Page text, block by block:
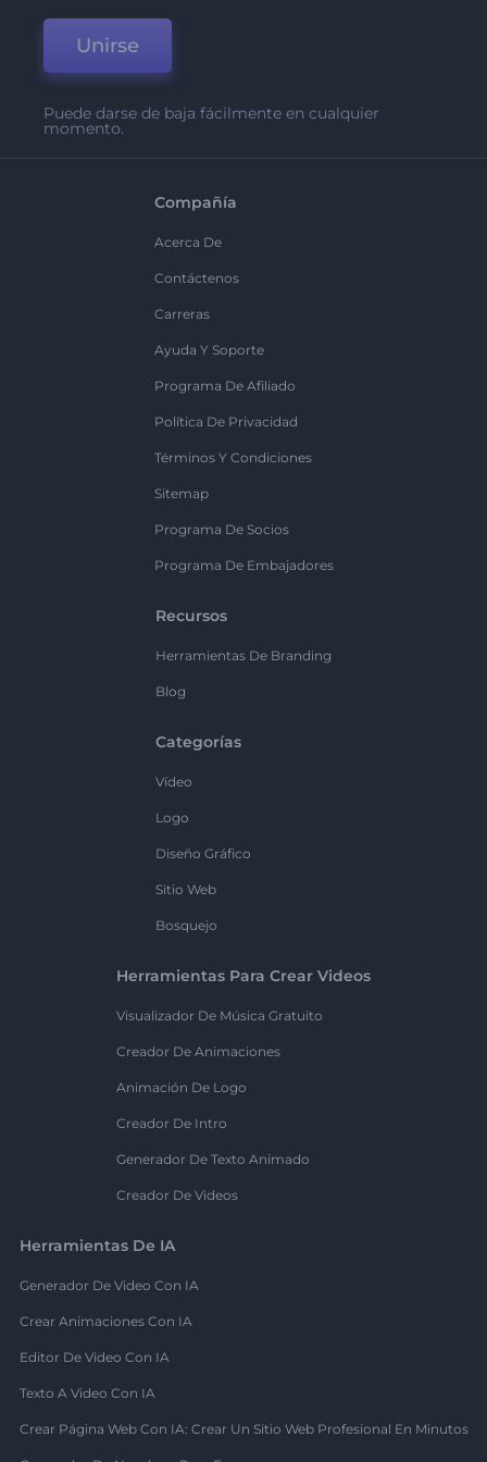
Unirse
Puede darse de baja fácilmente en cualquier
momento.
Compañía
Acerca De
Contáctenos
Carreras
Ayuda Y Soporte
Programa De Afiliado
Política De Privacidad
Términos Y Condiciones
Sitemap
Programa De Socios
Programa De Embajadores
Recursos
Herramientas De Branding
Blog
Categorías
Vídeo
Logo
Diseño Gráfico
Sitio Web
Bosquejo
Herramientas Para Crear Videos
Visualizador De Música Gratuito
Creador De Animaciones
Animación De Logo
Creador De Intro
Generador De Texto Animado
Creador De Videos
Herramientas De IA
Generador De Video Con IA
Crear Animaciones Con IA
Editor De Video Con IA
Texto A Video Con IA
Crear Página Web Con IA: Crear Un Sitio Web Profesional En Minutos